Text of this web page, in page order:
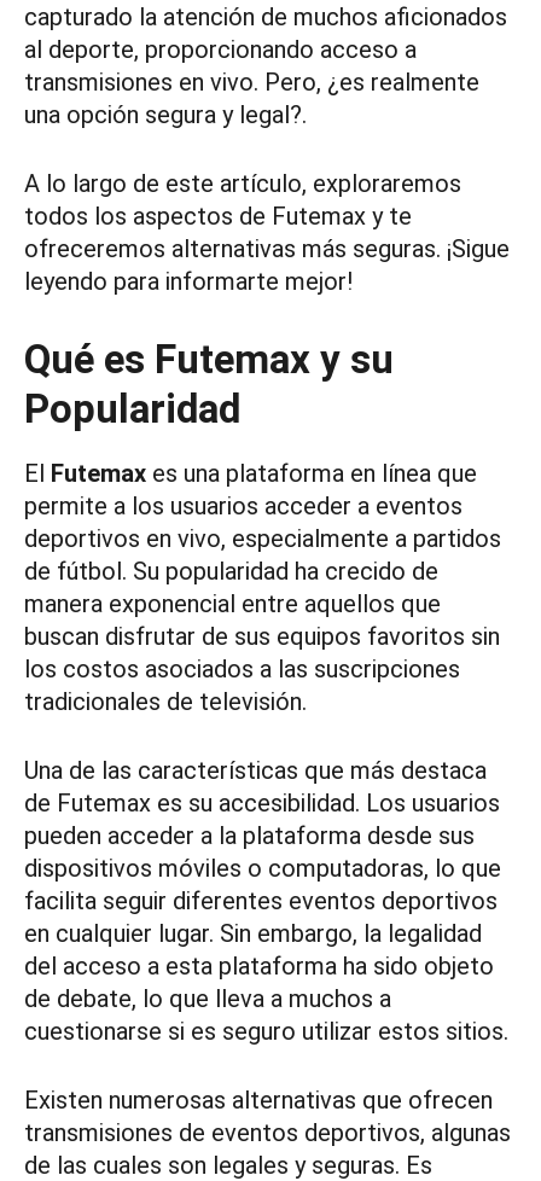
capturado la atención de muchos aficionados
al deporte, proporcionando acceso a
transmisiones en vivo. Pero, ¿es realmente
una opción segura y legal?.
A lo largo de este artículo, exploraremos
todos los aspectos de Futemax y te
ofreceremos alternativas más seguras. ¡Sigue
leyendo para informarte mejor!
Qué es Futemax y su
Popularidad
El Futemax es una plataforma en línea que
permite a los usuarios acceder a eventos
deportivos en vivo, especialmente a partidos
de fútbol. Su popularidad ha crecido de
manera exponencial entre aquellos que
buscan disfrutar de sus equipos favoritos sin
los costos asociados a las suscripciones
tradicionales de televisión.
Una de las características que más destaca
de Futemax es su accesibilidad. Los usuarios
pueden acceder a la plataforma desde sus
dispositivos móviles o computadoras, lo que
facilita seguir diferentes eventos deportivos
en cualquier lugar. Sin embargo, la legalidad
del acceso a esta plataforma ha sido objeto
de debate, lo que lleva a muchos a
cuestionarse si es seguro utilizar estos sitios.
Existen numerosas alternativas que ofrecen
transmisiones de eventos deportivos, algunas
de las cuales son legales y seguras. Es